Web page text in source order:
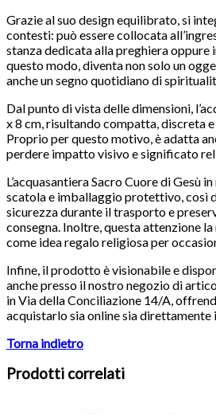
Grazie al suo design equilibrato, si
contesti: può essere collocata
stanza dedicata alla preghiera oppure
questo modo, diventa non solo un
anche un segno quotidiano di
Dal punto di vista delle dimensioni,
x 8 cm, risultando compatta, discreta
Proprio per questo motivo, è adatta
perdere impatto visivo e significato
L’acquasantiera Sacro Cuore di Gesù
scatola e imballaggio protettivo, così
sicurezza durante il trasporto e
consegna. Inoltre, questa attenzione
come idea regalo religiosa per
Infine, il prodotto è visionabile e
anche presso il nostro negozio di
in Via della Conciliazione 14/A,
acquistarlo sia online sia direttamente
Torna indietro
Prodotti correlati